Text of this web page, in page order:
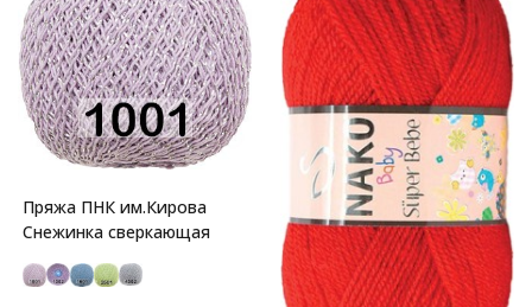
Пряжа ПНК им.Кирова
Снежинка сверкающая